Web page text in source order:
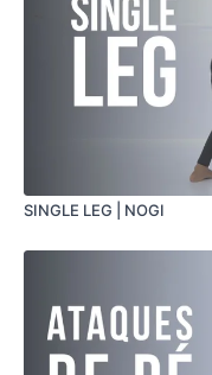
SINGLE LEG | NOGI